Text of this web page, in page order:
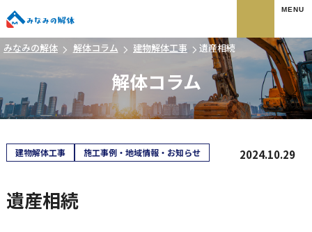
みなみの解体 解体コラム 建物解体工事 遺産相続
解体コラム
建物解体工事 施工事例・地域情報・お知らせ 2024.10.29
遺産相続